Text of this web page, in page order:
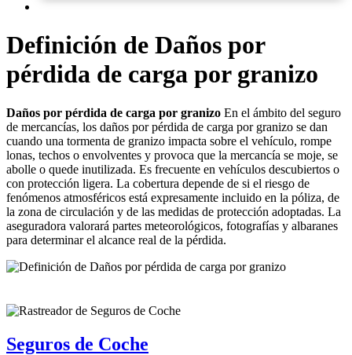
Definición de Daños por
pérdida de carga por granizo
Daños por pérdida de carga por granizo En el ámbito del seguro
de mercancías, los daños por pérdida de carga por granizo se dan
cuando una tormenta de granizo impacta sobre el vehículo, rompe
lonas, techos o envolventes y provoca que la mercancía se moje, se
abolle o quede inutilizada. Es frecuente en vehículos descubiertos o
con protección ligera. La cobertura depende de si el riesgo de
fenómenos atmosféricos está expresamente incluido en la póliza, de
la zona de circulación y de las medidas de protección adoptadas. La
aseguradora valorará partes meteorológicos, fotografías y albaranes
para determinar el alcance real de la pérdida.
Seguros de Coche